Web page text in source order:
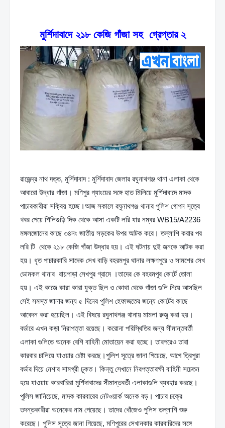
মুর্শিদাবাদে ২১৮ কেজি গাঁজা সহ  গ্রেপ্তার ২
রাজেন্দ্র নাথ দত্ত, মুর্শিদাবাদ : মুর্শিদাবাদ জেলার রঘুনাথগঞ্জ থানা এলাকা থেকে
আবারো উদ্ধার গাঁজা। মণিপুর গ্যাংয়ের সঙ্গে হাত মিলিয়ে মুর্শিদাবাদে মাদক
পাচারকারীরা সক্রিয় হচ্ছে।আজ সকালে রঘুনাথগঞ্জ থানার পুলিশ গোপন সূত্রে
খবর পেয়ে শিলিগুড়ি দিক থেকে আসা একটি লরি যার নম্বর WB15/A2236
মঙ্গলজোনের কাছে ৩৪নং জাতীয় সড়কের উপর আটক করে। তল্লাশি করার পর
লরি টি  থেকে ২১৮ কেজি গাঁজা উদ্ধার হয়। এই ঘটনায় দুই জনকে আটক করা
হয়। ধৃত পাচারকারি সাদেক সেখ বাড়ি বহরমপুর থানার লক্ষণপুরে ও সামশের সেখ
ডোমকল থানার  রায়পাড়া সেখপুর গ্রামে ।তাদের কে বহরমপুর কোর্টে তোলা
হয়। এই কাজে কারা কারা যুক্ত ছিল ও কোথা থেকে গাঁজা গুলি নিয়ে আসছিল
সেই সমস্ত জানার জন্য ৫ দিনের পুলিশ হেফাজতের জন্যে কোর্টের কাছে
আবেদন করা হয়েছিল। এই বিষয়ে রঘুনাথগঞ্জ থানায় মামলা রুজু করা হয়।
বর্ডারে এখন কড়া নিরাপত্তা রয়েছে। করোনা পরিস্থিতির জন্য সীমান্তবর্তী
এলাকা গুলিতে অনেক বেশি বাহিনী মোতায়েন করা হচ্ছে। তারপরেও তারা
কারবার চালিয়ে যাওয়ার চেষ্টা করছে।পুলিশ সূত্রে জানা গিয়েছে, আগে ত্রিপুরা
বর্ডার দিয়ে নেশার সামগ্রী ঢুকত। কিন্তু সেখানে নিরপত্তারক্ষী বাহিনী সচেতন
হয়ে যাওয়ায় কারবারিরা মুর্শিদাবাদের সীমান্তবর্তী এলাকাগুলি ব্যবহার করছে।
পুলিস জানিয়েছে, মাদক কারবারের নেটওয়ার্ক অনেক বড়। পাচার চক্রে
তদন্তকারীরা অনেকের নাম পেয়েছে। তাদের খোঁজেও পুলিস তল্লাশি শুরু
করেছে। পুলিস সূত্রে জানা গিয়েছে, মণিপুরের সেখানকার কারবারিদের সঙ্গে